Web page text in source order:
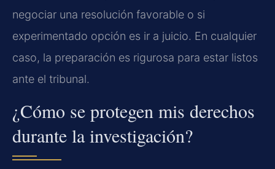
negociar una resolución favorable o si
experimentado opción es ir a juicio. En cualquier
caso, la preparación es rigurosa para estar listos
ante el tribunal.
¿Cómo se protegen mis derechos
durante la investigación?